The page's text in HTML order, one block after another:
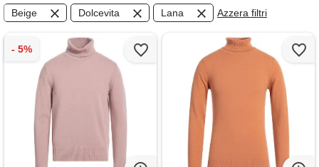
Beige Dolcevita Lana Azzera filtri